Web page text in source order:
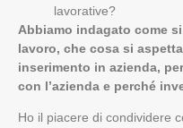
lavorative?
Abbiamo indagato come
lavoro, che cosa si
inserimento in azienda,
con l’azienda e perché
Ho il piacere di condividere